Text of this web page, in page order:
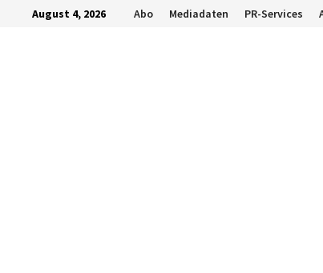
ZurückAugust 4, 2026 Abo Mediadaten PR-Services